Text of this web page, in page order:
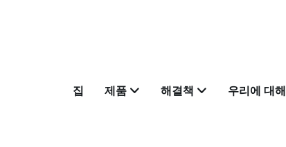
집 제품 해결책 우리에 대해